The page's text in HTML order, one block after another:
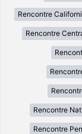
Rencontre
Rencontre
Rencontre
Rencontre